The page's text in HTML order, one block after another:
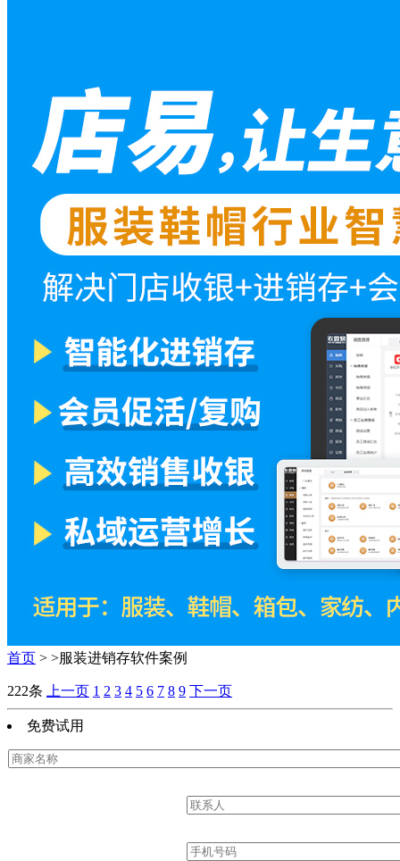
首页 > >服装进销存软件案例
222条 上一页 1 2 3 4 5 6 7 8 9 下一页
免费试用